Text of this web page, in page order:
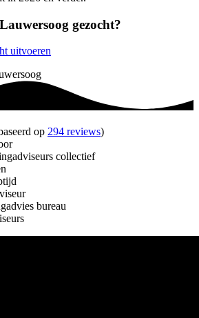
gezocht?
uitvoeren
op 294 reviews)